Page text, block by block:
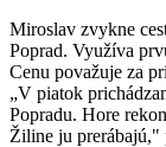
Miroslav zvykne
Poprad. Využíva
Cenu považuje za
„V piatok
Popradu. Hore
Žiline ju prerábajú,"